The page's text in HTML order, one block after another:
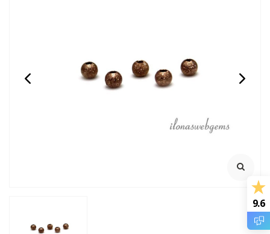
kraaltje ca. 2mm
Rijggat ca. 0.7mm
in oogje ca. 9x0.75mm
Oersterk oogje met lock
mechanisme
Incl. btw
9.6